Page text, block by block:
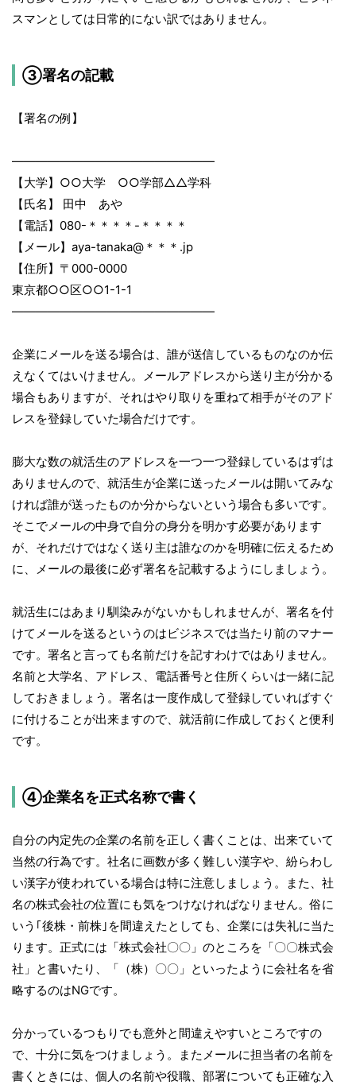
スマンとしては日常的にない訳ではありません。
③署名の記載
【署名の例】
―――――――――――――――――
【大学】○○大学 ○○学部△△学科
【氏名】 田中 あや
【電話】080-＊＊＊＊-＊＊＊＊
【メール】aya-tanaka@＊＊＊.jp
【住所】〒000-0000
東京都○○区○○1-1-1
―――――――――――――――――
企業にメールを送る場合は、誰が送信しているものなのか伝
えなくてはいけません。メールアドレスから送り主が分かる
場合もありますが、それはやり取りを重ねて相手がそのアド
レスを登録していた場合だけです。
膨大な数の就活生のアドレスを一つ一つ登録しているはずは
ありませんので、就活生が企業に送ったメールは開いてみな
ければ誰が送ったものか分からないという場合も多いです。
そこでメールの中身で自分の身分を明かす必要があります
が、それだけではなく送り主は誰なのかを明確に伝えるため
に、メールの最後に必ず署名を記載するようにしましょう。
就活生にはあまり馴染みがないかもしれませんが、署名を付
けてメールを送るというのはビジネスでは当たり前のマナー
です。署名と言っても名前だけを記すわけではありません。
名前と大学名、アドレス、電話番号と住所くらいは一緒に記
しておきましょう。署名は一度作成して登録していればすぐ
に付けることが出来ますので、就活前に作成しておくと便利
です。
④企業名を正式名称で書く
自分の内定先の企業の名前を正しく書くことは、出来ていて
当然の行為です。社名に画数が多く難しい漢字や、紛らわし
い漢字が使われている場合は特に注意しましょう。また、社
名の株式会社の位置にも気をつけなければなりません。俗に
いう｢後株・前株｣を間違えたとしても、企業には失礼に当た
ります。正式には「株式会社〇〇」のところを「〇〇株式会
社」と書いたり、「（株）〇〇」といったように会社名を省
略するのはNGです。
分かっているつもりでも意外と間違えやすいところですの
で、十分に気をつけましょう。またメールに担当者の名前を
書くときには、個人の名前や役職、部署についても正確な入